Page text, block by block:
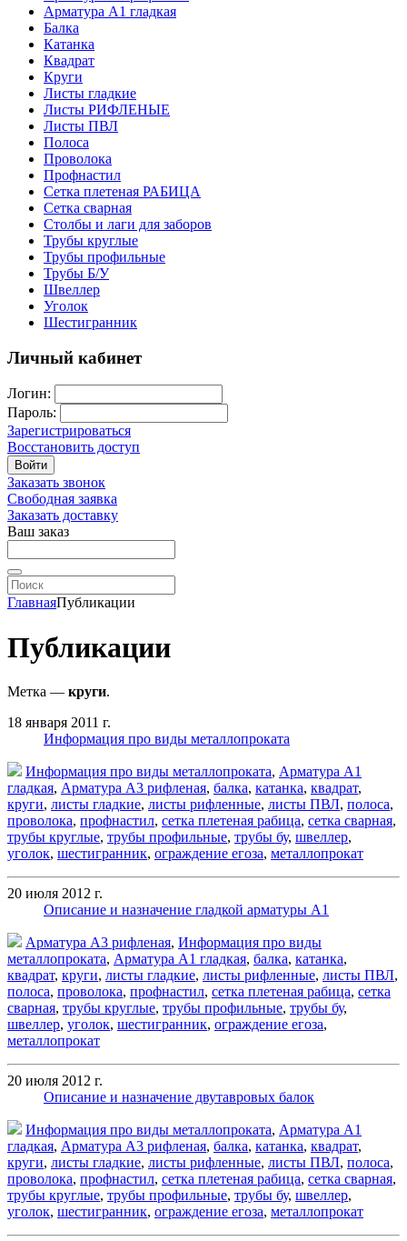
Арматура А1 гладкая
Балка
Катанка
Квадрат
Круги
Листы гладкие
Листы РИФЛЕНЫЕ
Листы ПВЛ
Полоса
Проволока
Профнастил
Сетка плетеная РАБИЦА
Сетка сварная
Столбы и лаги для заборов
Трубы круглые
Трубы профильные
Трубы Б/У
Швеллер
Уголок
Шестигранник
Личный кабинет
Логин:
Пароль:
Зарегистрироваться
Восстановить доступ
Войти
Заказать звонок
Свободная заявка
Заказать доставку
Ваш заказ
ГлавнаяПубликации
Публикации
Метка — круги.
18 января 2011 г.
Информация про виды металлопроката
Информация про виды металлопроката, Арматура А1
гладкая, Арматура А3 рифленая, балка, катанка, квадрат,
круги, листы гладкие, листы рифленные, листы ПВЛ, полоса,
проволока, профнастил, сетка плетеная рабица, сетка сварная,
трубы круглые, трубы профильные, трубы бу, швеллер,
уголок, шестигранник, ограждение егоза, металлопрокат
20 июля 2012 г.
Описание и назначение гладкой арматуры А1
Арматура А3 рифленая, Информация про виды
металлопроката, Арматура А1 гладкая, балка, катанка,
квадрат, круги, листы гладкие, листы рифленные, листы ПВЛ,
полоса, проволока, профнастил, сетка плетеная рабица, сетка
сварная, трубы круглые, трубы профильные, трубы бу,
швеллер, уголок, шестигранник, ограждение егоза,
металлопрокат
20 июля 2012 г.
Описание и назначение двутавровых балок
Информация про виды металлопроката, Арматура А1
гладкая, Арматура А3 рифленая, балка, катанка, квадрат,
круги, листы гладкие, листы рифленные, листы ПВЛ, полоса,
проволока, профнастил, сетка плетеная рабица, сетка сварная,
трубы круглые, трубы профильные, трубы бу, швеллер,
уголок, шестигранник, ограждение егоза, металлопрокат